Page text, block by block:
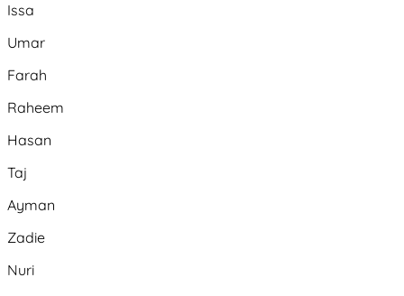
Issa
Umar
Farah
Raheem
Hasan
Taj
Ayman
Zadie
Nuri